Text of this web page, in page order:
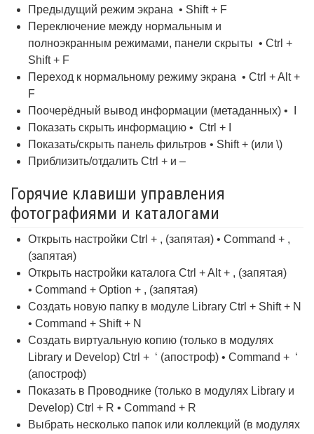
Предыдущий режим экрана • Shift + F
Переключение между нормальным и
полноэкранным режимами, панели скрыты • Ctrl +
Shift + F
Переход к нормальному режиму экрана • Ctrl + Alt +
F
Поочерёдный вывод информации (метаданных) • I
Показать скрыть информацию • Ctrl + I
Показать/скрыть панель фильтров • Shift + (или \)
Приблизить/отдалить Ctrl + и –
Горячие клавиши управления
фотографиями и каталогами
Открыть настройки Ctrl + , (запятая) • Command + ,
(запятая)
Открыть настройки каталога Ctrl + Alt + , (запятая)
• Command + Option + , (запятая)
Создать новую папку в модуле Library Ctrl + Shift + N
• Command + Shift + N
Создать виртуальную копию (только в модулях
Library и Develop) Ctrl + ‘ (апостроф) • Command + ‘
(апостроф)
Показать в Проводнике (только в модулях Library и
Develop) Ctrl + R • Command + R
Выбрать несколько папок или коллекций (в модулях